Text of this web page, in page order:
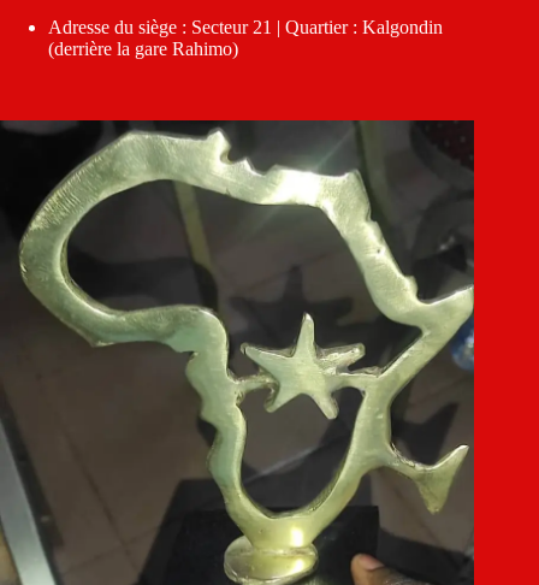
Adresse du siège : Secteur 21 | Quartier : Kalgondin
(derrière la gare Rahimo)